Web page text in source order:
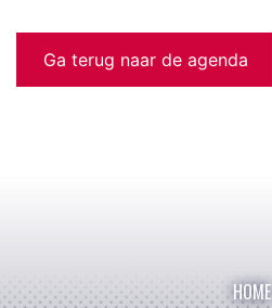
Ga terug naar de agenda
HOME